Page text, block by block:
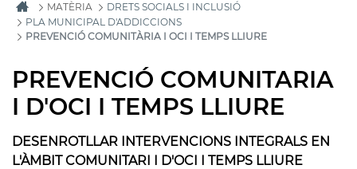
MATÈRIA
DRETS SOCIALS I INCLUSIÓ
PLA MUNICIPAL D'ADDICCIONS
PREVENCIÓ COMUNITÀRIA I OCI I TEMPS LLIURE
PREVENCIÓ COMUNITARIA
I D'OCI I TEMPS LLIURE
DESENROTLLAR INTERVENCIONS INTEGRALS EN
L'ÀMBIT COMUNITARI I D'OCI I TEMPS LLIURE